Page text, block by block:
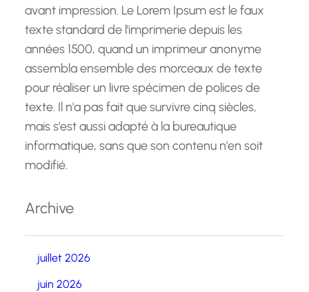
avant impression. Le Lorem Ipsum est le faux
texte standard de l'imprimerie depuis les
années 1500, quand un imprimeur anonyme
assembla ensemble des morceaux de texte
pour réaliser un livre spécimen de polices de
texte. Il n'a pas fait que survivre cinq siècles,
mais s'est aussi adapté à la bureautique
informatique, sans que son contenu n'en soit
modifié.
Archive
juillet 2026
juin 2026